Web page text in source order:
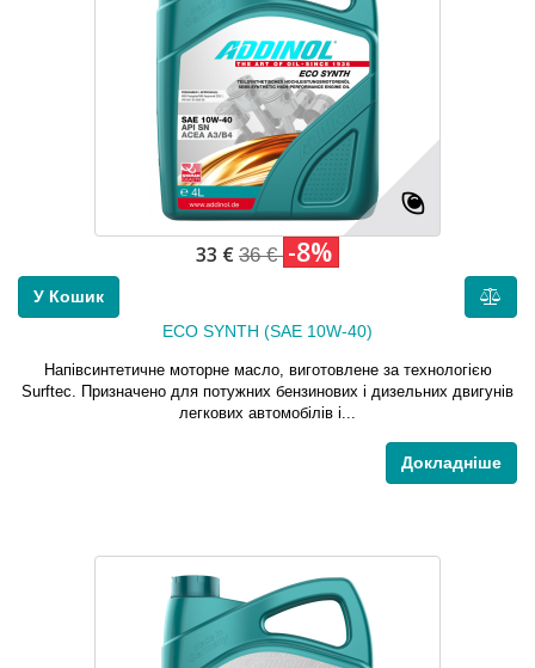
33 € 36 € -8%
У Кошик
ECO SYNTH (SAE 10W-40)
Напівсинтетичне моторне масло, виготовлене за технологією
Surftec. Призначено для потужних бензинових і дизельних двигунів
легкових автомобілів і...
Докладніше